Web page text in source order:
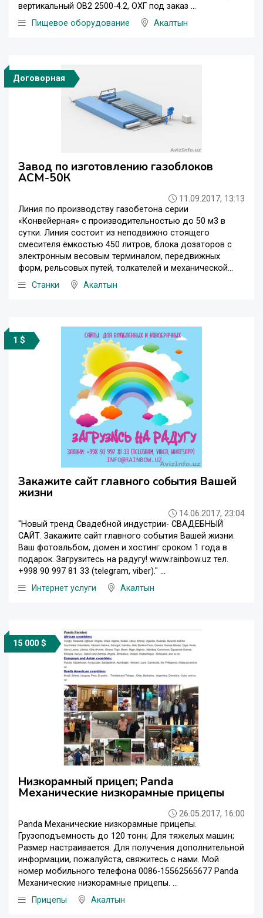
вертикальный ОВ2 2500-4.2, ОХГ под заказ ...
Пищевое оборудование
Акалтын
Договорная
Завод по изготовлению газоблоков
АСМ-50К
11.09.2017, 13:13
Линия по производству газобетона серии
«Конвейерная» с производительностью до 50 м3 в
сутки. Линия состоит из неподвижно стоящего
смесителя ёмкостью 450 литров, блока дозаторов с
электронным весовым терминалом, передвижных
форм, рельсовых путей, толкателей и механической...
Станки
Акалтын
1 $
Закажите сайт главного события Вашей
жизни
14.06.2017, 23:04
"Новый тренд Свадебной индустрии- СВАДЕБНЫЙ
САЙТ. Закажите сайт главного события Вашей жизни.
Ваш фотоальбом, домен и хостинг сроком 1 года в
подарок. Загрузитесь на радугу! www.rainbow.uz тел.
+998 90 997 81 33 (telegram, viber)." ...
Интернет услуги
Акалтын
15 000 $
Низкорамный прицеп; Panda
Механические низкорамные прицепы
26.05.2017, 16:00
Panda Механические низкорамные прицепы.
Грузоподъемность до 120 тонн; Для тяжелых машин;
Размер настраивается. Для получения дополнительной
информации, пожалуйста, свяжитесь с нами. Мой
номер мобильного телефона 0086-15562565677 Panda
Механические низкорамные прицепы. ...
Прицепы
Акалтын